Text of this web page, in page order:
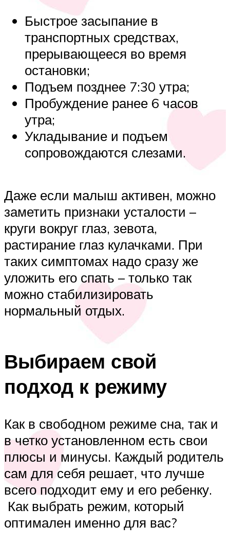
Быстрое засыпание в
транспортных средствах,
прерывающееся во время
остановки;
Подъем позднее 7:30 утра;
Пробуждение ранее 6 часов
утра;
Укладывание и подъем
сопровождаются слезами.
Даже если малыш активен, можно
заметить признаки усталости –
круги вокруг глаз, зевота,
растирание глаз кулачками. При
таких симптомах надо сразу же
уложить его спать – только так
можно стабилизировать
нормальный отдых.
Выбираем свой
подход к режиму
Как в свободном режиме сна, так и
в четко установленном есть свои
плюсы и минусы. Каждый родитель
сам для себя решает, что лучше
всего подходит ему и его ребенку.
Как выбрать режим, который
оптимален именно для вас?